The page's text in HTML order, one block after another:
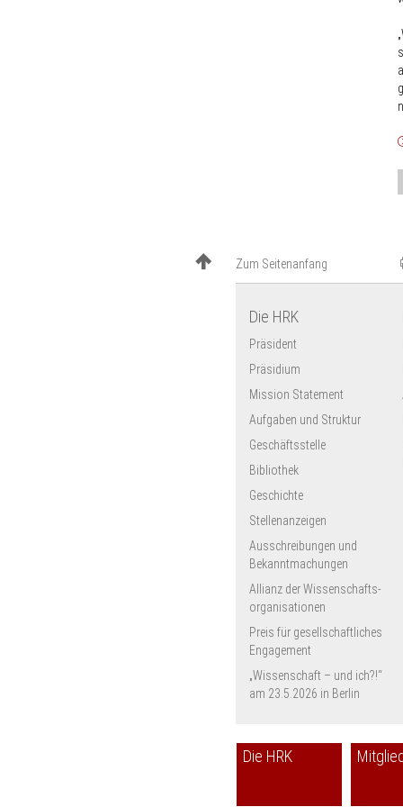
Zum Seitenanfang
Die HRK
Präsident
Präsidium
Mission Statement
Aufgaben und Struktur
Geschäftsstelle
Bibliothek
Geschichte
Stellenanzeigen
Ausschreibungen und
Bekanntmachungen
Allianz der Wissenschafts­
organisationen
Preis für gesellschaftliches
Engagement
„Wissenschaft – und ich?!“
am 23.5.2026 in Berlin
Die HRK